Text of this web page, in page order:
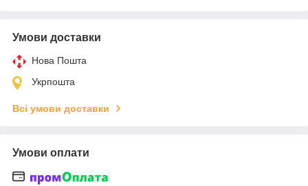
Умови доставки
Нова Пошта
Укрпошта
Всі умови доставки
Умови оплати